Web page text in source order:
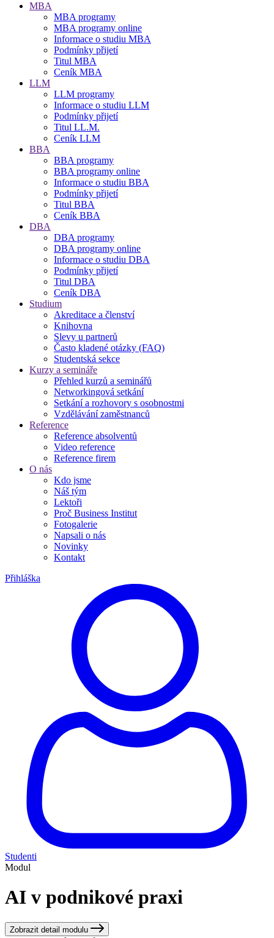
MBA
MBA programy
MBA programy online
Informace o studiu MBA
Podmínky přijetí
Titul MBA
Ceník MBA
LLM
LLM programy
Informace o studiu LLM
Podmínky přijetí
Titul LL.M.
Ceník LLM
BBA
BBA programy
BBA programy online
Informace o studiu BBA
Podmínky přijetí
Titul BBA
Ceník BBA
DBA
DBA programy
DBA programy online
Informace o studiu DBA
Podmínky přijetí
Titul DBA
Ceník DBA
Studium
Akreditace a členství
Knihovna
Slevy u partnerů
Často kladené otázky (FAQ)
Studentská sekce
Kurzy a semináře
Přehled kurzů a seminářů
Networkingová setkání
Setkání a rozhovory s osobnostmi
Vzdělávání zaměstnanců
Reference
Reference absolventů
Video reference
Reference firem
O nás
Kdo jsme
Náš tým
Lektoři
Proč Business Institut
Fotogalerie
Napsali o nás
Novinky
Kontakt
Přihláška
Studenti
Modul
AI v podnikové praxi
Zobrazit detail modulu